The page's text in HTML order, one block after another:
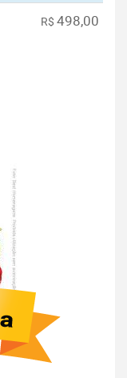
R$ 498,00